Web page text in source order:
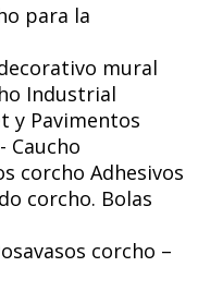
para la
mural
Industrial
y Pavimentos
Caucho
corcho Adhesivos
corcho. Bolas
corcho –